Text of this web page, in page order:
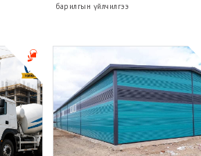
барилгын үйлчилгээ